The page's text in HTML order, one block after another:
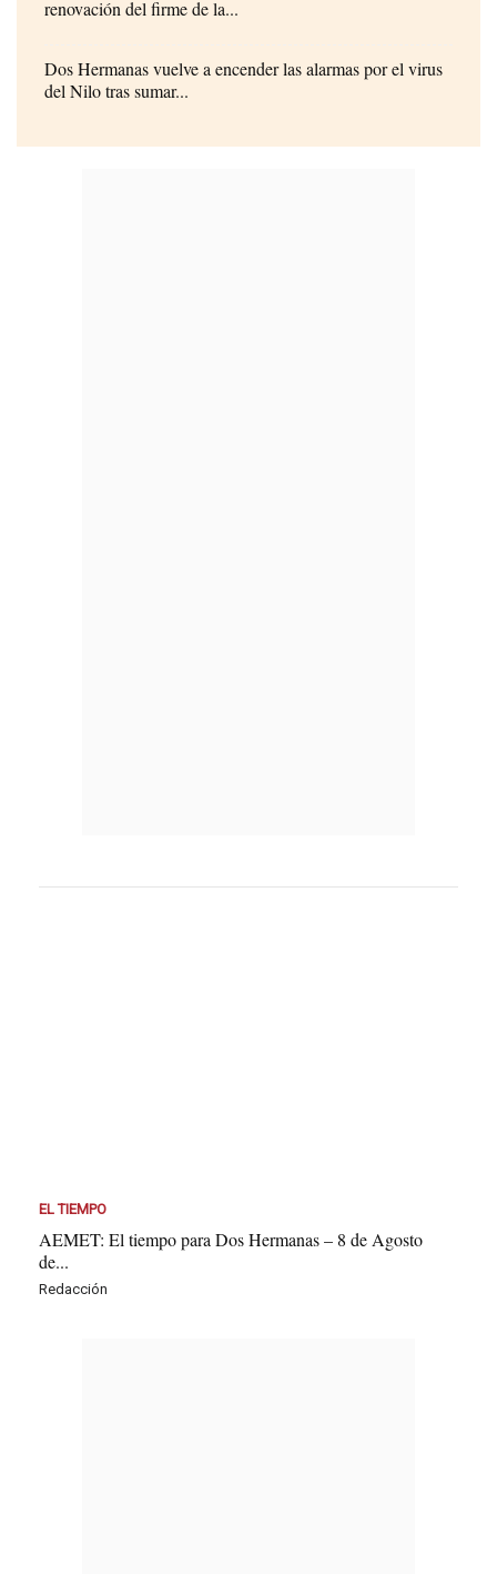
renovación del firme de la...
Dos Hermanas vuelve a encender las alarmas por el virus
del Nilo tras sumar...
EL TIEMPO
AEMET: El tiempo para Dos Hermanas – 8 de Agosto
de...
Redacción